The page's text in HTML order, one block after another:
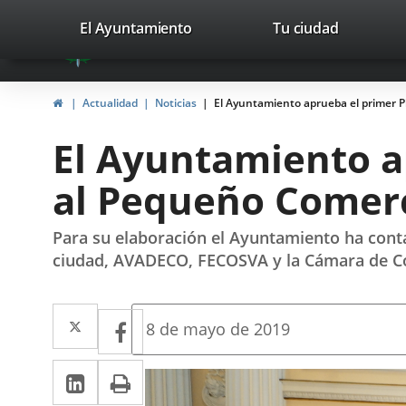
Portal
Web
del
Valladolid
avaTop
valladolid.es
El Ayuntamiento Tu ciudad
HomeActualidad Noticias El Ayuntamiento aprueba el primer
El Ayuntamiento
al Pequeño
Para su elaboración el Ayuntamiento ha
ciudad, AVADECO, FECOSVA y la Cámara de
Twitter
Enlace
a
una
Facebook
Enlace
a
una
Linkedin
EnlacePrint
Fecha
la
noticia
8 de mayo de 2019